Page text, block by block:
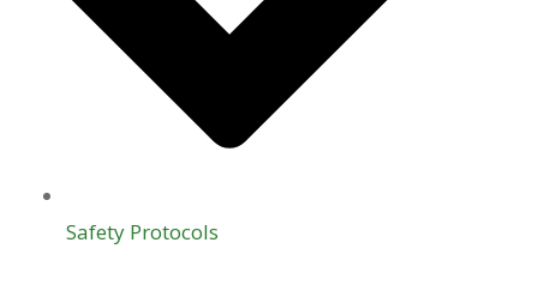
Safety Protocols